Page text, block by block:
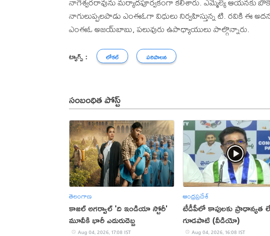
నాగులుప్పలపాడు ఎంఈఓగా విధులు నిర్వహిస్తున్న టి. రవికి ఈ
ఎంఈఓ అజయ్‌బాబు, పలువురు ఉపాధ్యాయులు పాల్గొన్నారు.
ట్యాగ్స్ : లోకల్ పరిపాలన
సంబంధిత పోస్ట్
తెలంగాణ
కాజల్ అగర్వాల్ 'ది ఇండియా స్టోరీ'
మూవీకి భారీ ఎదురుదెబ్బ
Aug 04, 2026, 17:08 IST
ఆంధ్రప్రదేశ్
టీడీపీలో కాపులకు ప్రాధాన్యత
గూడపాటి (వీడియో)
Aug 04, 2026, 16:08 IST